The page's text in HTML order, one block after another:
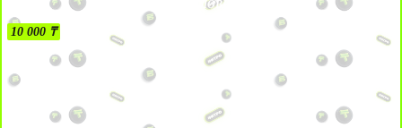
БЕЗ УСЛОВИЙ
10 000 ₸